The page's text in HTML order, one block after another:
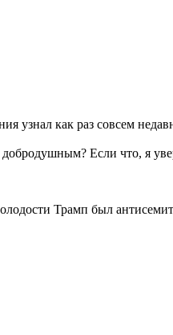
узнал как раз совсем
Если что, я
Трамп был